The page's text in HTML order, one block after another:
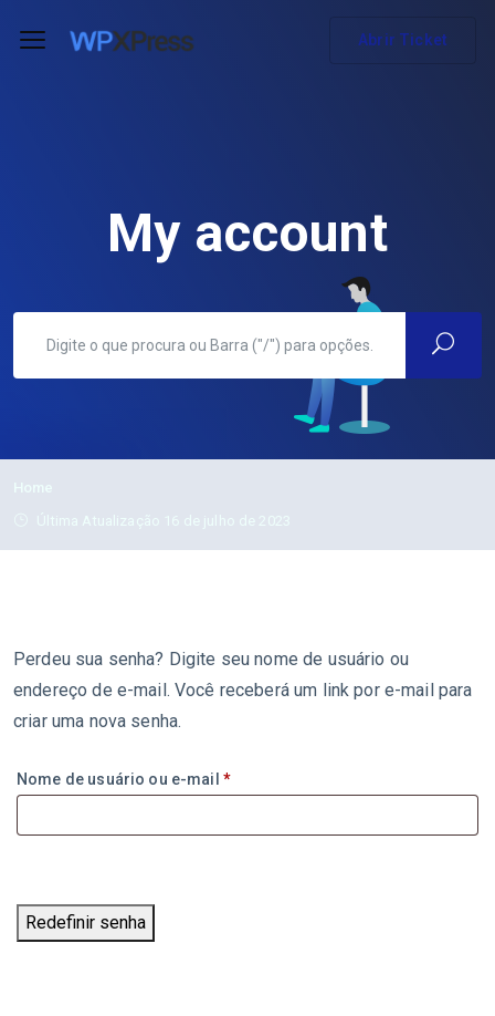
Abrir Ticket
My account
Home
Última Atualização 16 de julho de 2023
Perdeu sua senha? Digite seu nome de usuário ou
endereço de e-mail. Você receberá um link por e-mail para
criar uma nova senha.
Nome de usuário ou e-mail *
Redefinir senha